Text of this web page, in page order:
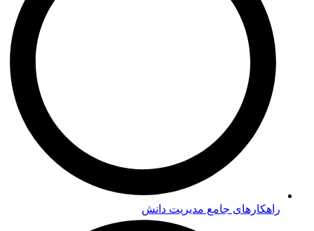
راهکارهای جامع مدیریت دانش